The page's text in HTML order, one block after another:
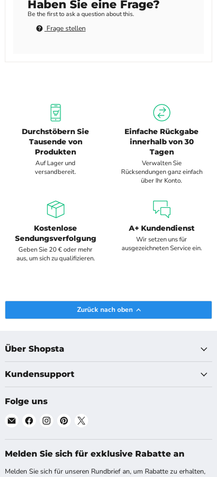
Haben Sie eine Frage?
Be the first to ask a question about this.
Frage stellen
Durchstöbern Sie
Tausende von
Produkten
Auf Lager und
versandbereit.
Einfache Rückgabe
innerhalb von 30
Tagen
Verwalten Sie
Rücksendungen ganz einfach
über Ihr Konto.
Kostenlose
Sendungsverfolgung
Geben Sie 20 € oder mehr
aus, um sich zu qualifizieren.
A+ Kundendienst
Wir setzen uns für
ausgezeichneten Service ein.
Zurück nach oben
Über Shopsta
Kundensupport
Folge uns
Finde
auf
E-
Finde
auf
Facebook
Finde
auf
Instagram
Finde
auf
Pinterest
auf
X
Melden Sie sich für exklusive Rabatte an
Melden Sie sich für unseren Rundbrief an, um Rabatte zu erhalten,